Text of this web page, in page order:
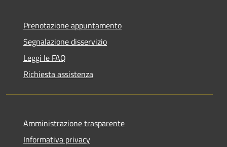
Prenotazione appuntamento
Segnalazione disservizio
Leggi le FAQ
Richiesta assistenza
Amministrazione trasparente
Informativa privacy